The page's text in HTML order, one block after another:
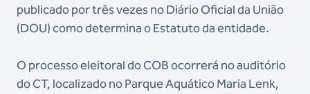
publicado por três vezes no Diário Oficial da União
(DOU) como determina o Estatuto da entidade.
O processo eleitoral do COB ocorrerá no auditório
do CT, localizado no Parque Aquático Maria Lenk,